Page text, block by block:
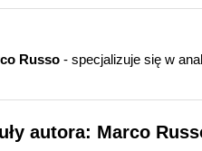
Russo - specjalizuje się w
autora: Marco